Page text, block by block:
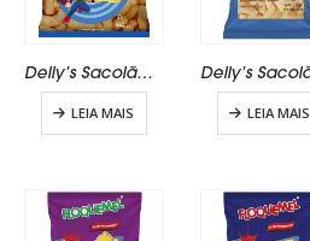
Delly’s Sacolão Queijo 100g
LEIA MAIS LEIA MAIS